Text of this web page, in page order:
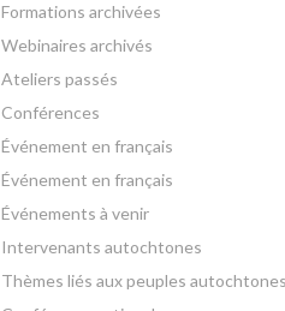
Formations archivées
Webinaires archivés
Ateliers passés
Conférences
Événement en français
Événement en français
Événements à venir
Intervenants autochtones
Thèmes liés aux peuples autochtones